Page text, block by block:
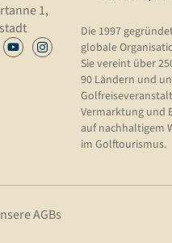
1,
Die 1997
globale
Sie vereint über
90 Ländern und
Vermarktung und
auf nachhaltigem
im Golftourismus.
AGBs